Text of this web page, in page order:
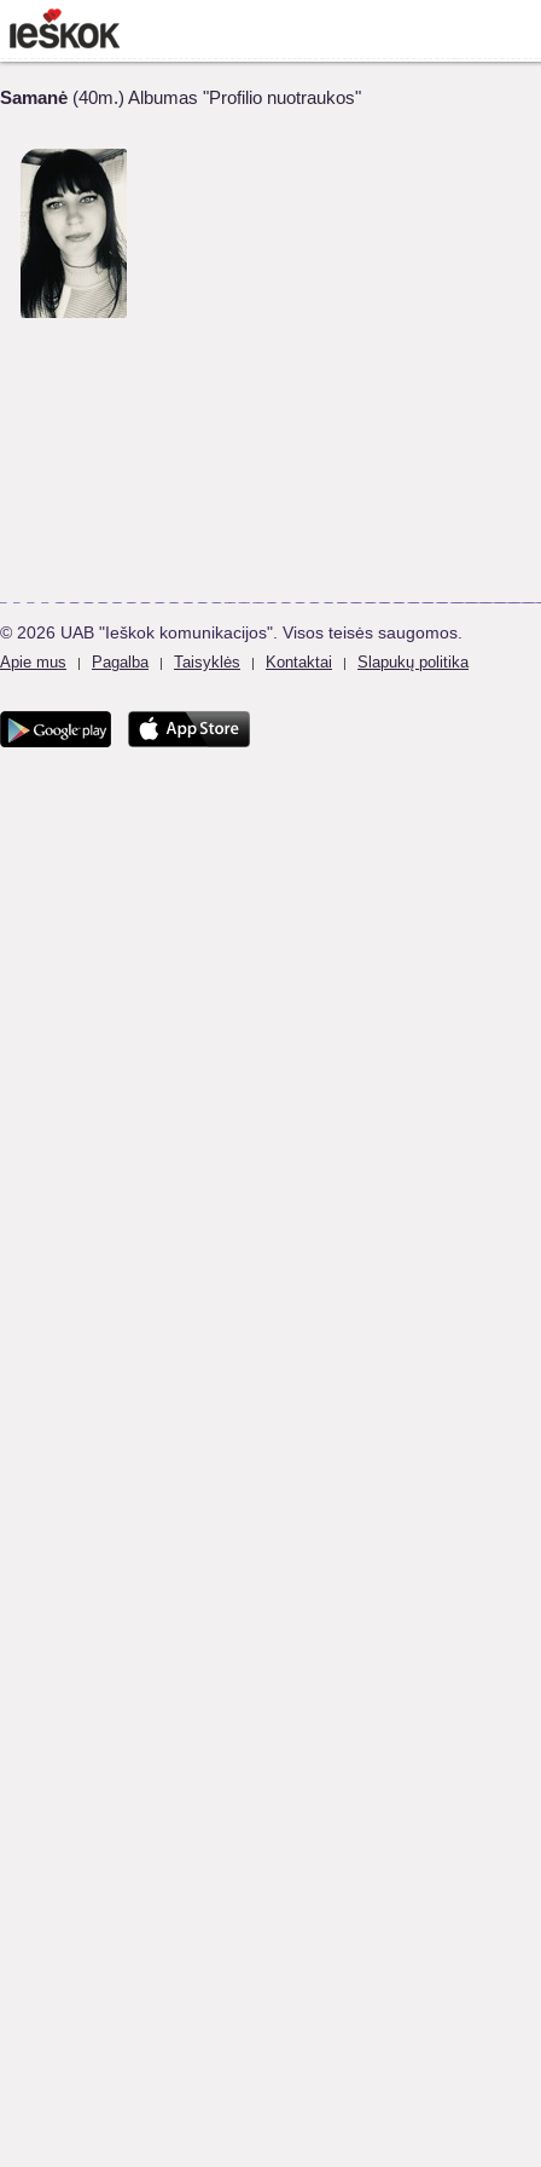
Samanė (40m.) Albumas "Profilio nuotraukos"
© 2026 UAB "Ieškok komunikacijos". Visos teisės saugomos.
Apie mus | Pagalba | Taisyklės | Kontaktai | Slapukų politika